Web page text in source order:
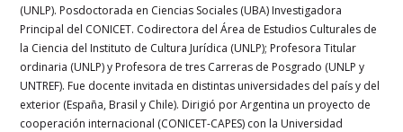
(UNLP). Posdoctorada en Ciencias Sociales (UBA) Investigadora
Principal del CONICET. Codirectora del Área de Estudios Culturales de
la Ciencia del Instituto de Cultura Jurídica (UNLP); Profesora Titular
ordinaria (UNLP) y Profesora de tres Carreras de Posgrado (UNLP y
UNTREF). Fue docente invitada en distintas universidades del país y del
exterior (España, Brasil y Chile). Dirigió por Argentina un proyecto de
cooperación internacional (CONICET-CAPES) con la Universidad